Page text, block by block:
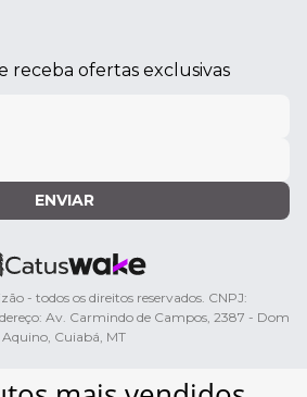
receba ofertas exclusivas
ENVIAR
- todos os direitos reservados. CNPJ:
Av. Carmindo de Campos, 2387 - Dom
Aquino, Cuiabá, MT